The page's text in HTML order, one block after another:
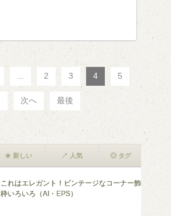
2 3 4 5
次へ 最後
★ 新しい ↗ 人気 ◎ タグ
これはエレガント！ビンテージなコーナー飾り
枠いろいろ（AI・EPS）